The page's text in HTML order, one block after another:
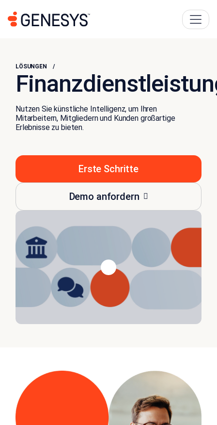
LÖSUNGEN
Nutzen Sie künstliche Intelligenz, um Ihren
Mitarbeitern, Mitgliedern und Kunden großartige
Erlebnisse zu bieten.
Erste Schritte
Demo anfordern